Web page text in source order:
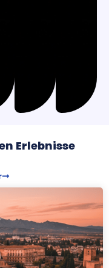
Erlebnisse